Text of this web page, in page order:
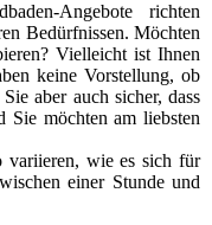
Angebote richten
Bedürfnissen. Möchten
Vielleicht ist Ihnen
keine Vorstellung, ob
aber auch sicher, dass
Sie möchten am liebsten
variieren, wie es sich für
einer Stunde und